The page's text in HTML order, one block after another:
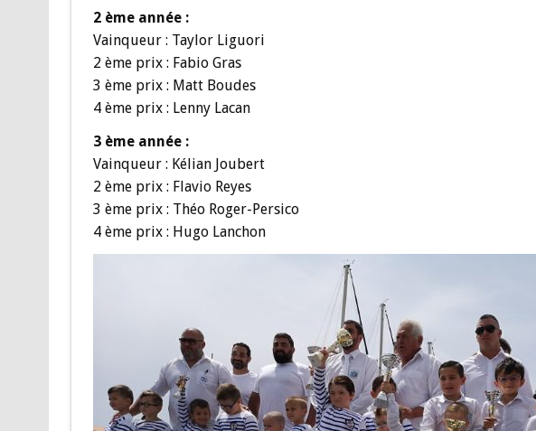
2 ème année :
Vainqueur : Taylor Liguori
2 ème prix : Fabio Gras
3 ème prix : Matt Boudes
4 ème prix : Lenny Lacan
3 ème année :
Vainqueur : Kélian Joubert
2 ème prix : Flavio Reyes
3 ème prix : Théo Roger-Persico
4 ème prix : Hugo Lanchon